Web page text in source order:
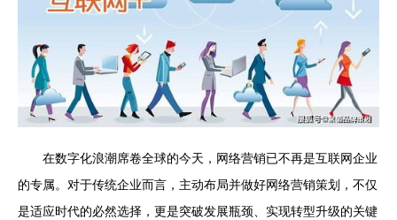
在数字化浪潮席卷全球的今天，网络营销已不再是互联网企业
的专属。对于传统企业而言，主动布局并做好网络营销策划，不仅
是适应时代的必然选择，更是突破发展瓶颈、实现转型升级的关键